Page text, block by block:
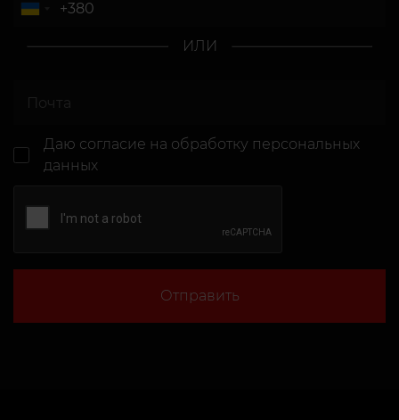
ИЛИ
Даю согласие на обработку персональных
данных
Отправить